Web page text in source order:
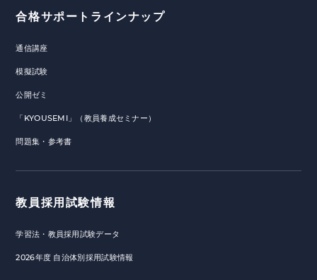
合格サポートラインナップ
通信講座
模擬試験
公開ゼミ
「KYOUSEMI」（教員養成セミナー）
問題集・参考書
教員採用試験情報
学習法・教員採用試験データ
2026年度 自治体別採用試験情報